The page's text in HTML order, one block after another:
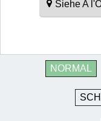
Siehe A
NORMAL